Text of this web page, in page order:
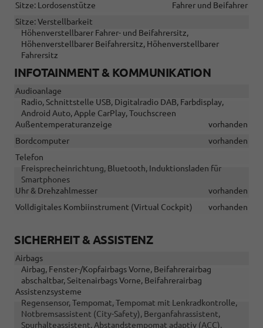
Sitze: Lordosenstütze
Fahrer und Beifahrer
Sitze: Verstellbarkeit
Höhenverstellbarer Fahrer- und Beifahrersitz,
Höhenverstellbarer Beifahrersitz, Höhenverstellbarer
Fahrersitz
INFOTAINMENT & KOMMUNIKATION
Audioanlage
Radio, Schnittstelle USB, Digitalradio DAB, Farbdisplay,
Android Auto, Apple CarPlay, Touchscreen
Außentemperaturanzeige
vorhanden
Bordcomputer
vorhanden
Telefon
Freisprecheinrichtung, Bluetooth, Induktionsladen für
Smartphones
Uhr & Drehzahlmesser
vorhanden
Volldigitales Kombiinstrument (Virtual Cockpit)
vorhanden
SICHERHEIT & ASSISTENZ
Airbags
Airbag, Fenster-/Kopfairbags Vorne, Beifahrerairbag
abschaltbar, Seitenairbags Vorne, Beifahrerairbag
Assistenzsysteme
Regensensor, Tempomat, Tempomat mit Lenkradkontrolle,
Notbremsassistent (City-Safety), Berganfahrassistent,
Spurhalteassistent, Abstandstempomat adaptiv (ACC),